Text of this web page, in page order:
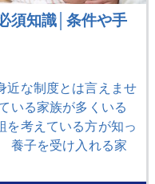
須知識│条件や手
近な制度とは言えませ
いる家族が多くいる
を考えている方が知っ
養子を受け入れる家